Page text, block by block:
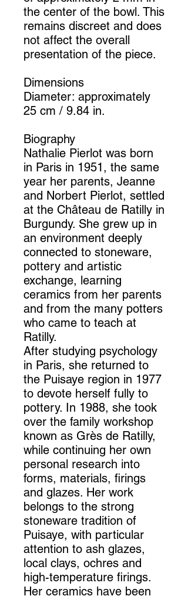
the center of the bowl. This
remains discreet and does
not affect the overall
presentation of the piece.
Dimensions
Diameter: approximately
25 cm / 9.84 in.
Biography
Nathalie Pierlot was born
in Paris in 1951, the same
year her parents, Jeanne
and Norbert Pierlot, settled
at the Château de Ratilly in
Burgundy. She grew up in
an environment deeply
connected to stoneware,
pottery and artistic
exchange, learning
ceramics from her parents
and from the many potters
who came to teach at
Ratilly.
After studying psychology
in Paris, she returned to
the Puisaye region in 1977
to devote herself fully to
pottery. In 1988, she took
over the family workshop
known as Grès de Ratilly,
while continuing her own
personal research into
forms, materials, firings
and glazes. Her work
belongs to the strong
stoneware tradition of
Puisaye, with particular
attention to ash glazes,
local clays, ochres and
high-temperature firings.
Her ceramics have been